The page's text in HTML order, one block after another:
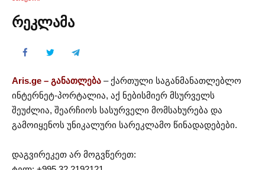
რეკლამა
Aris.ge – განათლება – ქართული საგანმანათლებლო
ინტერნეტ-პორტალია, აქ ნებისმიერ მსურველს
შეუძლია, შეარჩიოს სასურველი მომსახურება და
გამოიყენოს უნიკალური სარეკლამო წინადადებები.
დაგვირეკეთ არ მოგვწერეთ: